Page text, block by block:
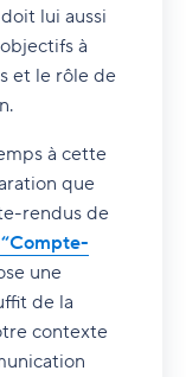
lui aussi
à
et le rôle de
à cette
que
rendus de
une
de la
contexte